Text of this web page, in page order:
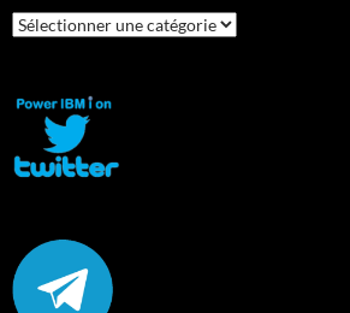
Catégories